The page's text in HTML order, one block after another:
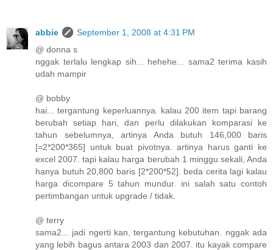
abbie
September 1, 2008 at 4:31 PM
@ donna s
nggak terlalu lengkap sih... hehehe... sama2 terima kasih
udah mampir
@ bobby
hai... tergantung keperluannya. kalau 200 item tapi barang
berubah setiap hari, dan perlu dilakukan komparasi ke
tahun sebelumnya, artinya Anda butuh 146,000 baris
[=2*200*365] untuk buat pivotnya. artinya harus ganti ke
excel 2007. tapi kalau harga berubah 1 minggu sekali, Anda
hanya butuh 20,800 baris [2*200*52]. beda cerita lagi kalau
harga dicompare 5 tahun mundur. ini salah satu contoh
pertimbangan untuk upgrade / tidak.
@ terry
sama2... jadi ngerti kan, tergantung kebutuhan. nggak ada
yang lebih bagus antara 2003 dan 2007. itu kayak compare